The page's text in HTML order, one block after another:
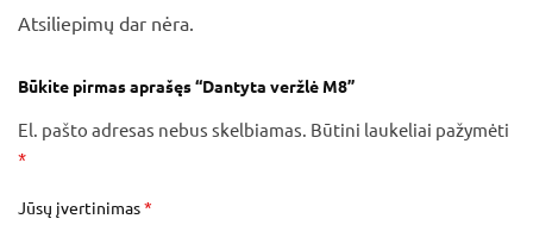
Atsiliepimų dar nėra.
Būkite pirmas aprašęs “Dantyta veržlė M8”
El. pašto adresas nebus skelbiamas. Būtini laukeliai pažymėti
*
Jūsų įvertinimas*